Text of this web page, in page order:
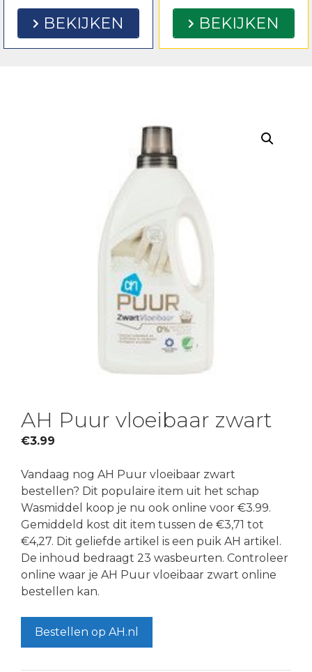
BEKIJKEN BEKIJKEN
AH Puur vloeibaar zwart
€3.99
Vandaag nog AH Puur vloeibaar zwart
bestellen? Dit populaire item uit het schap
Wasmiddel koop je nu ook online voor €3.99.
Gemiddeld kost dit item tussen de €3,71 tot
€4,27. Dit geliefde artikel is een puik AH artikel.
De inhoud bedraagt 23 wasbeurten. Controleer
online waar je AH Puur vloeibaar zwart online
bestellen kan.
Bestellen op AH.nl